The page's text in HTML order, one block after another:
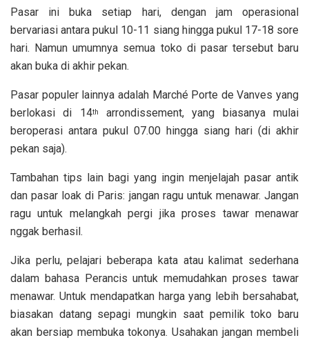
Pasar ini buka setiap hari, dengan jam operasional
bervariasi antara pukul 10-11 siang hingga pukul 17-18 sore
hari. Namun umumnya semua toko di pasar tersebut baru
akan buka di akhir pekan.
Pasar populer lainnya adalah Marché Porte de Vanves yang
berlokasi di 14th
arrondissement, yang biasanya mulai
beroperasi antara pukul 07.00 hingga siang hari (di akhir
pekan saja).
Tambahan tips lain bagi yang ingin menjelajah pasar antik
dan pasar loak di Paris: jangan ragu untuk menawar. Jangan
ragu untuk melangkah pergi jika proses tawar menawar
nggak berhasil.
Jika perlu, pelajari beberapa kata atau kalimat sederhana
dalam bahasa Perancis untuk memudahkan proses tawar
menawar. Untuk mendapatkan harga yang lebih bersahabat,
biasakan datang sepagi mungkin saat pemilik toko baru
akan bersiap membuka tokonya. Usahakan jangan membeli